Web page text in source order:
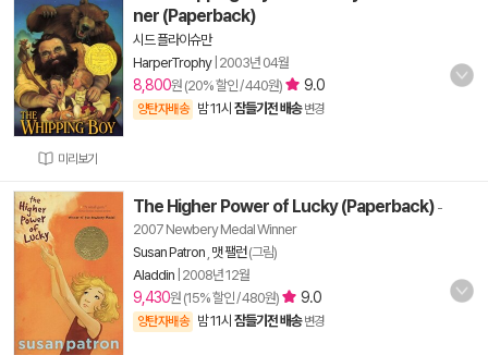
미리보기
ner (Paperback)
시드 플라이슈만
HarperTrophy| 2003년 04월
8,800원 (20% 할인 / 440원) 9.0
양탄자배송 밤 11시 잠들기전 배송 변경
The Higher Power of Lucky (Paperback) -
2007 Newbery Medal Winner
Susan Patron 맷 팰런(그림)
Aladdin 2008년 12월
9,430원 (15% 할인 / 480원) 9.0
양탄자배송 밤 11시 잠들기전 배송 변경